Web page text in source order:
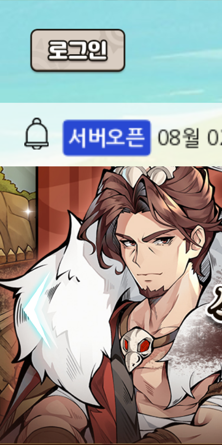
공지
(완료)
서버오픈 08월
공지
[석기삼
&쿠폰!
공지 [석기
공지
[석기
공지
[석기
폰!
공지 [석기
점검 (완료)